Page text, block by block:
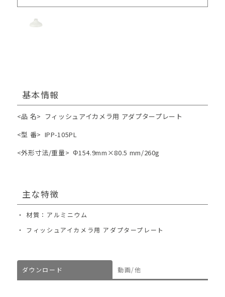
基本情報
<品 名> フィッシュアイカメラ用 アダプタープレート
<型 番> IPP-105PL
<外形寸法/重量> Φ154.9mm×80.5 mm/260g
主な特徴
材質：アルミニウム
フィッシュアイカメラ用 アダプタープレート
ダウンロード 動画/他